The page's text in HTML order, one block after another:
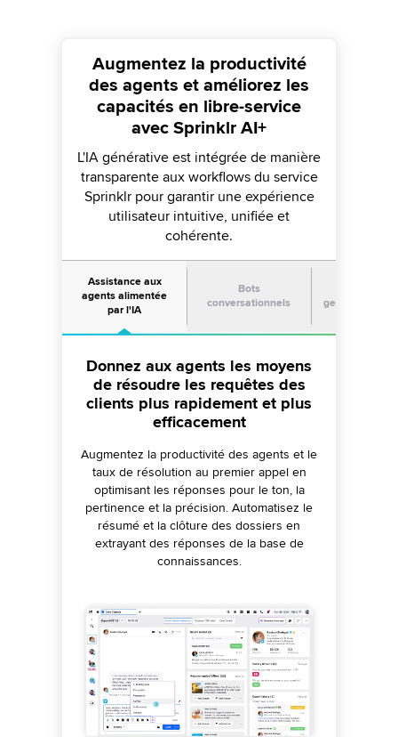
Augmentez la productivité
des agents et améliorez les
capacités en libre-service
avec Sprinklr AI+
L'IA générative est intégrée de manière
transparente aux workflows du service
Sprinklr pour garantir une expérience
utilisateur intuitive, unifiée et
cohérente.
Assistance aux
agents alimentée
par l'IA
Bots
conversationnels
gestion de la
Donnez aux agents les moyens
de résoudre les requêtes des
clients plus rapidement et plus
efficacement
Augmentez la productivité des agents et le
taux de résolution au premier appel en
optimisant les réponses pour le ton, la
pertinence et la précision. Automatisez le
résumé et la clôture des dossiers en
extrayant des réponses de la base de
connaissances.
Déployez et mettez rapidement à
l'échelle des bots
conversationnels basés sur l'IA
générative.
Améliorez le taux de libre-service avec des
réponses contextuelles et pertinentes grâce
aux bots IA+ conversationnels. Automatisez
la découverte des motifs de contact, la
création d'intentions et les tests de bots
pour un déploiement plus rapide.
Automatisez la surveillance de la
qualité et obtenez des actions
recommandées ainsi que des
informations
Formez efficacement les agents et assurez
une interaction cohérente avec des
paramètres de notation IA personnalisés.
Améliorez l'expérience client en identifiant
les causes profondes et en recommandant
des actions basées sur des informations
clés.